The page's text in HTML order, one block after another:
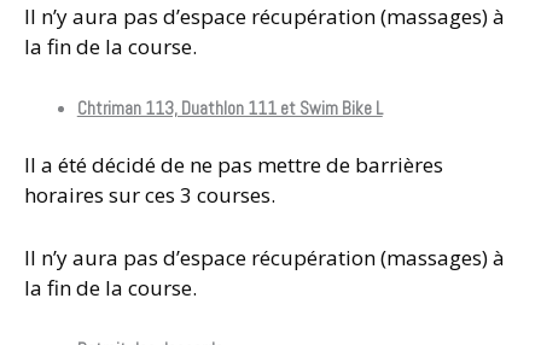
Il n’y aura pas d’espace récupération (massages) à
la fin de la course.
Chtriman 113, Duathlon 111 et Swim Bike L
Il a été décidé de ne pas mettre de barrières
horaires sur ces 3 courses.
Il n’y aura pas d’espace récupération (massages) à
la fin de la course.